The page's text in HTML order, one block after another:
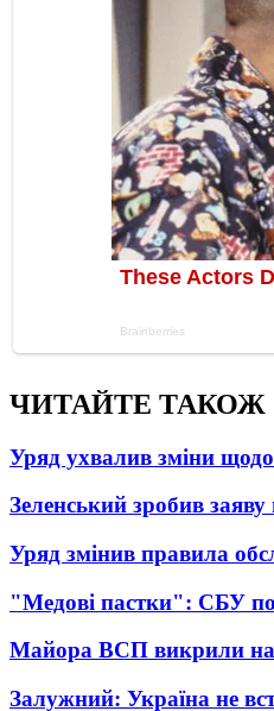
ЧИТАЙТЕ ТАКОЖ
Уряд ухвалив зміни щодо
Зеленський зробив
Уряд змінив правила
"Медові пастки": СБУ
Майора ВСП викрили на
Залужний: Україна не